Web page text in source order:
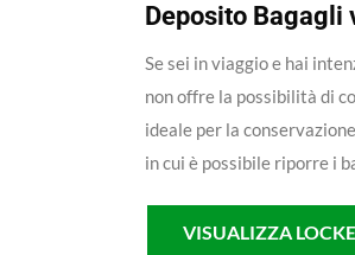
Deposito Bagagli
Se sei in viaggio e hai
non offre la possibilità di
ideale per la
in cui è possibile riporre i
VISUALIZZA